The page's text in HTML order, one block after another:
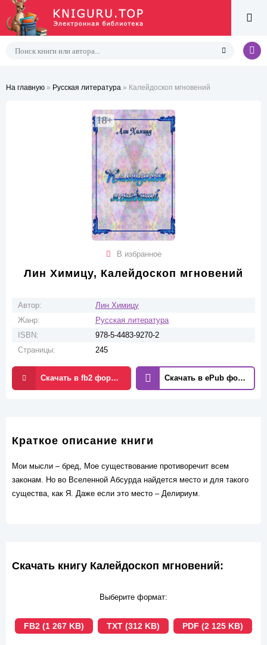
На главную » Русская литература » Калейдоскоп мгновений
В избранное
Лин Химицу, Калейдоскоп мгновений
Автор:
Лин Химицу
Жанр:
Русская литература
ISBN:
978-5-4483-9270-2
Страницы:
245
Скачать в fb2 формате Скачать в ePub формате
Краткое описание книги
Мои мысли – бред, Мое существование противоречит всем
законам. Но во Вселенной Абсурда найдется место и для такого
существа, как Я. Даже если это место – Делириум.
Скачать книгу Калейдоскоп мгновений:
Выберите формат:
FB2 (1 267 KB) TXT (312 KB) PDF (2 125 KB)